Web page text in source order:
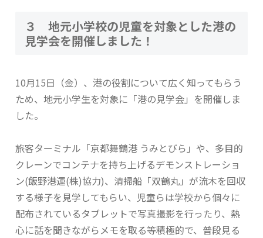
３ 地元小学校の児童を対象とした港の
見学会を開催しました！
10月15日（金）、港の役割について広く知ってもらう
ため、地元小学生を対象に「港の見学会」を開催しま
した。
旅客ターミナル「京都舞鶴港 うみとびら」や、多目的
クレーンでコンテナを持ち上げるデモンストレーショ
ン(飯野港運(株)協力)、清掃船「双鶴丸」が流木を回収
する様子を見学してもらい、児童らは学校から個々に
配布されているタブレットで写真撮影を行ったり、熱
心に話を聞きながらメモを取る等積極的で、普段見る